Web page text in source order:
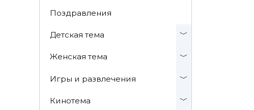
Поздравления
Детская тема
Женская тема
Игры и развлечения
Кинотема